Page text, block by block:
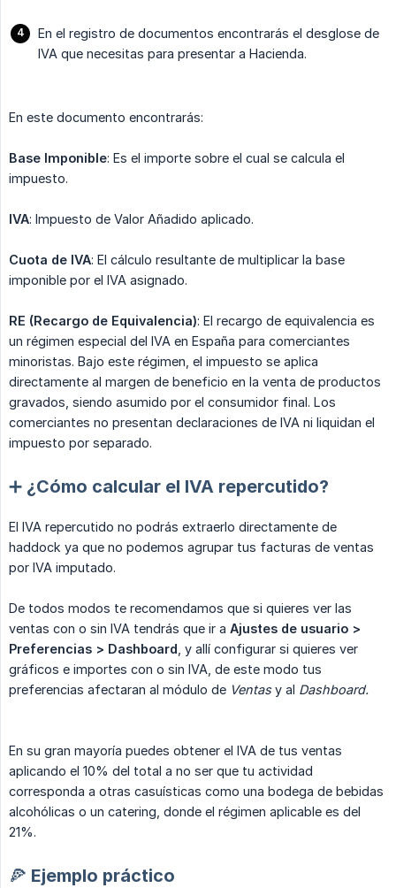
En el registro de documentos encontrarás el desglose de
IVA que necesitas para presentar a Hacienda.
En este documento encontrarás:
Base Imponible: Es el importe sobre el cual se calcula el
impuesto.
IVA: Impuesto de Valor Añadido aplicado.
Cuota de IVA: El cálculo resultante de multiplicar la base
imponible por el IVA asignado.
RE (Recargo de Equivalencia): El recargo de equivalencia es
un régimen especial del IVA en España para comerciantes
minoristas. Bajo este régimen, el impuesto se aplica
directamente al margen de beneficio en la venta de productos
gravados, siendo asumido por el consumidor final. Los
comerciantes no presentan declaraciones de IVA ni liquidan el
impuesto por separado.
➕ ¿Cómo calcular el IVA repercutido?
El IVA repercutido no podrás extraerlo directamente de
haddock ya que no podemos agrupar tus facturas de ventas
por IVA imputado.
De todos modos te recomendamos que si quieres ver las
ventas con o sin IVA tendrás que ir a Ajustes de usuario >
Preferencias > Dashboard , y allí configurar si quieres ver
gráficos e importes con o sin IVA, de este modo tus
preferencias afectaran al módulo de Ventasy al Dashboard.
En su gran mayoría puedes obtener el IVA de tus ventas
aplicando el 10% del total a no ser que tu actividad
corresponda a otras casuísticas como una bodega de bebidas
alcohólicas o un catering, donde el régimen aplicable es del
21%.
🍕 Ejemplo práctico